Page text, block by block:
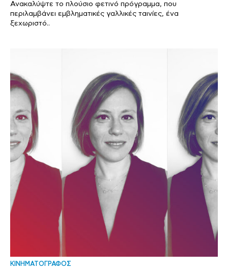
Ανακαλύψτε το πλούσιο φετινό πρόγραμμα, που
περιλαμβάνει εμβληματικές γαλλικές ταινίες, ένα
ξεχωριστό..
ΚΙΝΗΜΑΤΟΓΡΑΦΟΣ